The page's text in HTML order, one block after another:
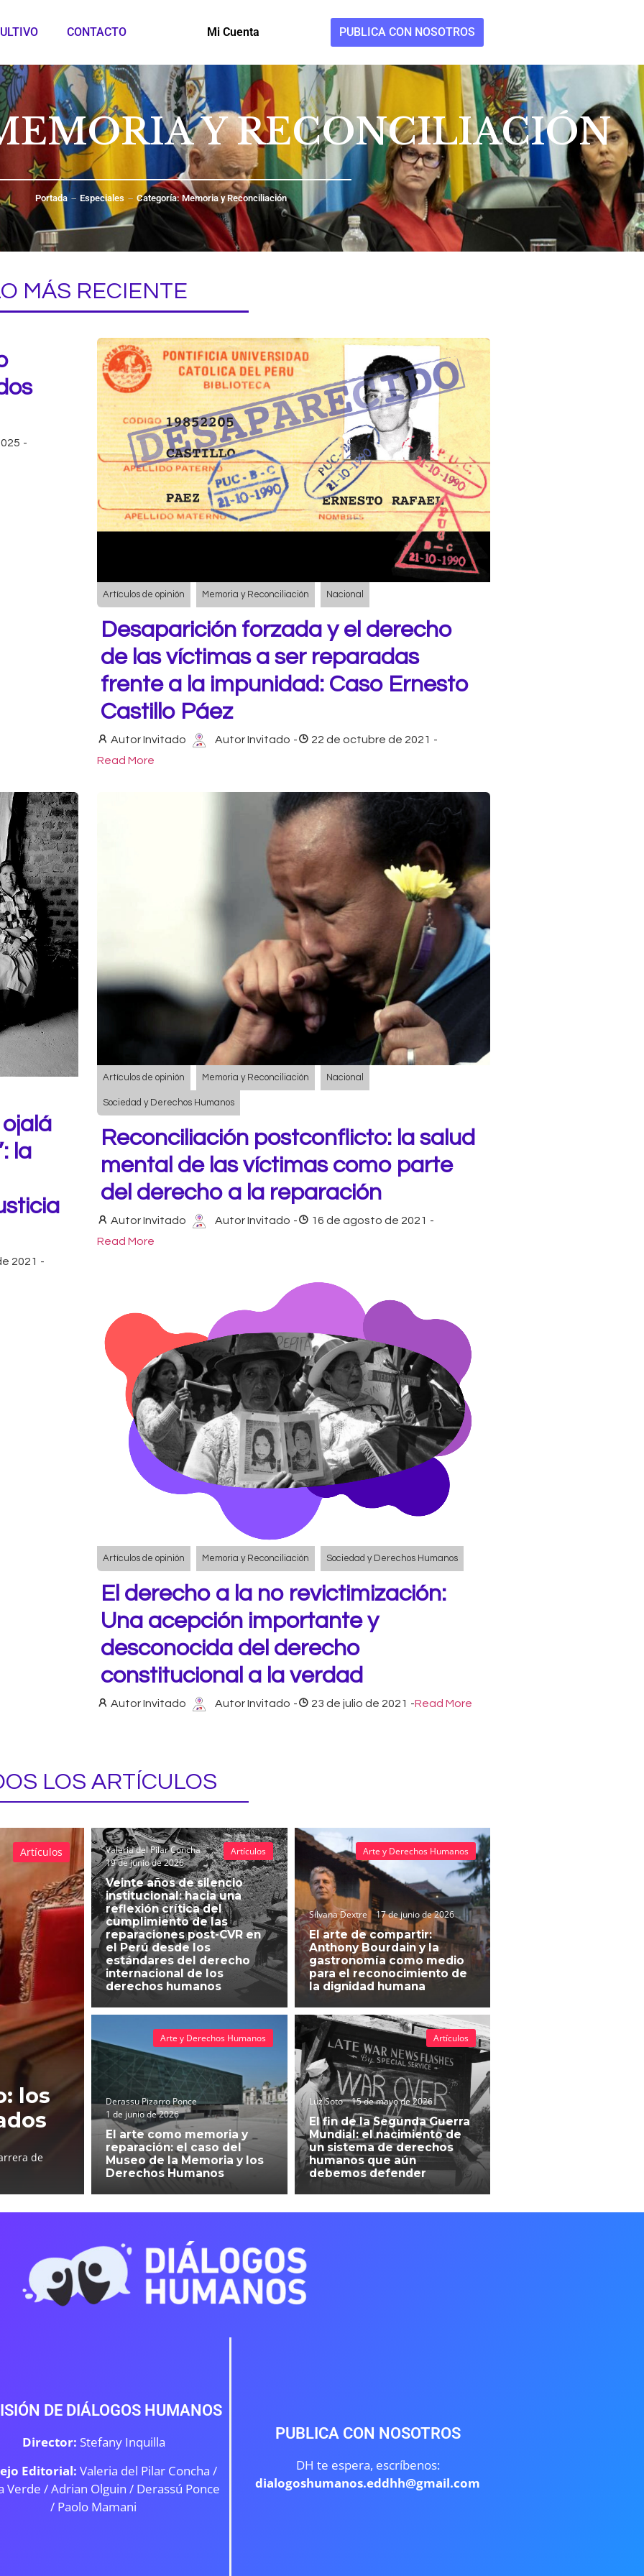
CONTACTO Mi Cuenta PUBLICA CON NOSOTROS
Y RECONCILIACIÓN
Portada Especiales Categoría: Memoria y Reconciliación
MÁS RECIENTE
-
Artículos de opinión Memoria y Reconciliación Nacional
Desaparición forzada y el derecho
de las víctimas a ser reparadas
frente a la impunidad: Caso Ernesto
Castillo Páez
Autor Invitado Autor Invitado - 22 de octubre de 2021 -
Read More
la
2021 -
Artículos de opinión Memoria y Reconciliación Nacional
Sociedad y Derechos Humanos
Reconciliación postconflicto: la salud
mental de las víctimas como parte
del derecho a la reparación
Autor Invitado Autor Invitado - 16 de agosto de 2021 -
Read More
Artículos de opinión Memoria y Reconciliación Sociedad y Derechos Humanos
El derecho a la no revictimización:
Una acepción importante y
desconocida del derecho
constitucional a la verdad
Autor Invitado Autor Invitado - 23 de julio de 2021 -Read More
LOS ARTÍCULOS
los
de
Artículos
Valeria del Pilar Concha
19 de junio de 2026
Veinte años de silencio
institucional: hacia una
reflexión crítica del
cumplimiento de las
reparaciones post-CVR en
el Perú desde los
estándares del derecho
internacional de los
derechos humanos
Artículos
Silvana Dextre 17 de junio de 2026
El arte de compartir:
Anthony Bourdain y la
gastronomía como medio
para el reconocimiento de
la dignidad humana
Arte y Derechos Humanos
Derassu Pizarro Ponce
1 de junio de 2026
El arte como memoria y
reparación: el caso del
Museo de la Memoria y los
Derechos Humanos
Arte y Derechos Humanos
Luz Soto 15 de mayo de 2026
El fin de la Segunda Guerra
Mundial: el nacimiento de
un sistema de derechos
humanos que aún
debemos defender
Artículos
DE DIÁLOGOS HUMANOS
Director: Stefany Inquilla
Editorial: Valeria del Pilar Concha /
Verde /Adrian Olguin / Derassú Ponce
/ Paolo Mamani
PUBLICA CON NOSOTROS
DH te espera, escríbenos:
dialogoshumanos.eddhh@gmail.com